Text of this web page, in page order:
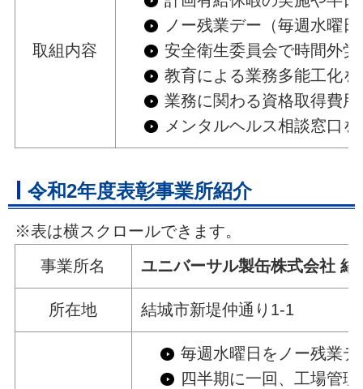
取組内容
ノー残業デー（毎週水曜
安全衛生委員会で時間外
教育による業務多能工化
業務に関わる資格取得費
メンタルヘルス相談窓口
令和2年度表彰事業所紹介
※表は横スクロールできます。
事業所名
ユニバ
所在地 結
毎週水曜日をノー残業
四半期に一回、工場管